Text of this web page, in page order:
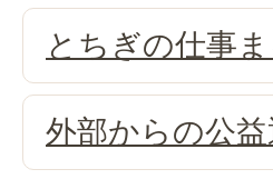
とちぎの仕事
外部からの公